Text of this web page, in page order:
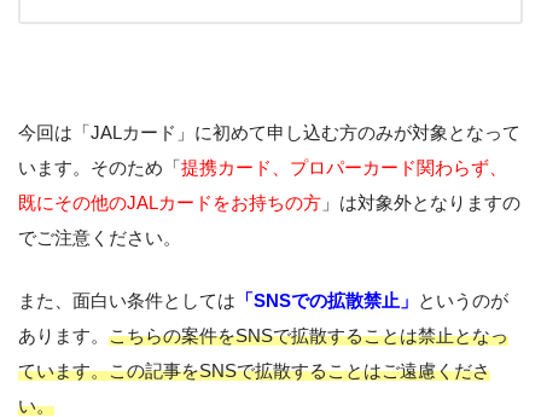
今回は「JALカード」に初めて申し込む方のみが対象となって
います。そのため「提携カード、プロパーカード関わらず、
既にその他のJALカードをお持ちの方 」は対象外となりますの
でご注意ください。
また、面白い条件としては 「SNSでの拡散禁止」 というのが
あります。 こちらの案件をSNSで拡散することは禁止となっ
ています。この記事をSNSで拡散することはご遠慮くださ
い。